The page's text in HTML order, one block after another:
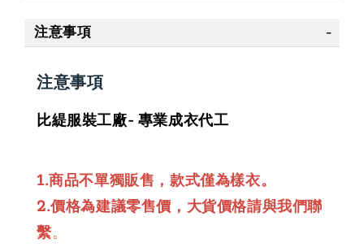
注意事項
注意事項
比緹服裝工廠- 專業成衣代工
1.商品不單獨販售，款式僅為樣衣。
2.價格為建議零售價，大貨價格請與我們聯
繫。